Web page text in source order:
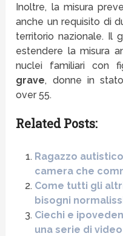
Inoltre, la misura
anche un requisito di
territorio nazionale. Il
estendere la misura
nuclei familiari con
grave, donne in
over 55.
Related Posts:
Ragazzo
camera che
Come tutti gli
bisogni
Ciechi e
una serie di video